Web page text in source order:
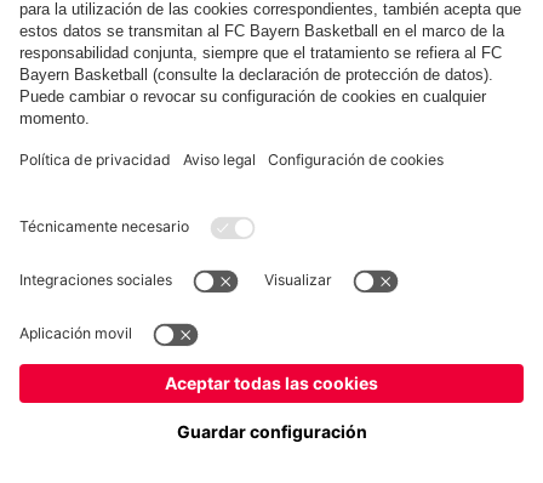
fcbayern.com Baloncesto
Política de privacidad Condiciones de uso
Preguntas frecuentes Contacto